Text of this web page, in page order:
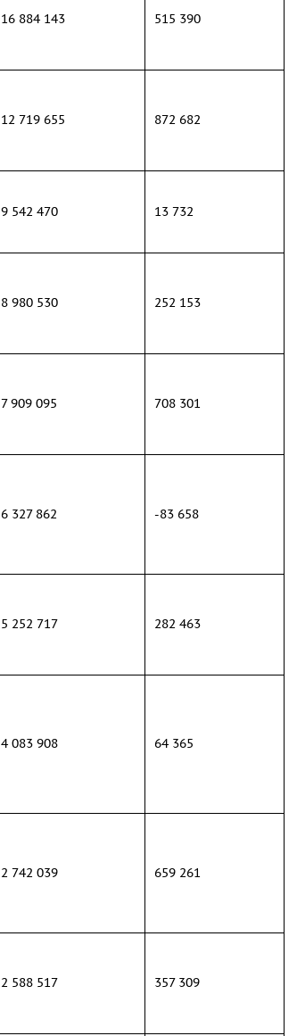
16 884 143 515 390
12 719 655 872 682
9 542 470 13 732
8 980 530 252 153
7 909 095 708 301
6 327 862 -83 658
5 252 717 282 463
4 083 908 64 365
2 742 039 659 261
2 588 517 357 309